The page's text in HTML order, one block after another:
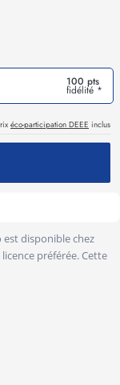
100 pts
fidélité *
éco-participation DEEE inclus
disponible chez
préférée. Cette